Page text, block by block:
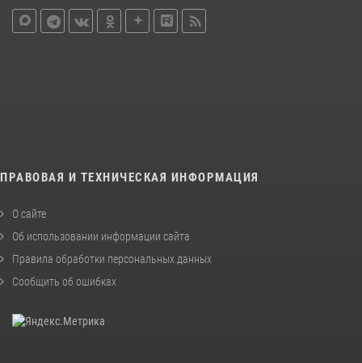
ПРАВОВАЯ И ТЕХНИЧЕСКАЯ ИНФОРМАЦИЯ
О сайте
Об использовании информации сайта
Правила обработки персональных данных
Сообщить об ошибках